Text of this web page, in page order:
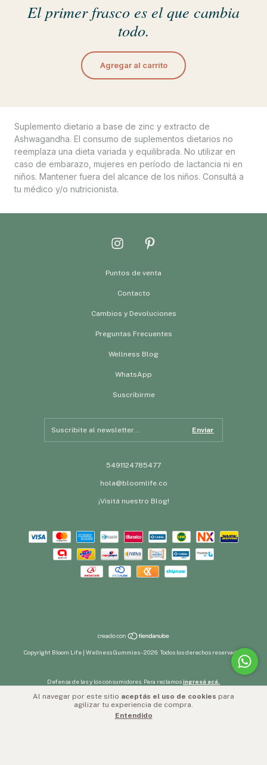
Al navegar por este sitio aceptás el uso de cookies para
agilizar tu experiencia de compra.
Entendido
El primer frasco es el que cambia
todo.
Agregar al carrito
Suplemento dietario a base de zinc y extracto de
Ashwagandha. El consumo de suplementos dietarios no
reemplaza una dieta variada y equilibrada. No utilizar en
caso de embarazo, mujeres en período de lactancia ni en
niños. Mantener fuera del alcance de los niños. Consultá a
tu médico y/o nutricionista.
Puntos de venta
Contacto
Cambios y Devoluciones
Preguntas Frecuentes
Wellness Blog
WhatsApp
Suscribirme
5491124785477
hola@bloomlife.co
¡Visitá nuestro Blog!
Copyright Bloom Life | Wellness Gummies - 2026. Todos los derechos reservados.
Defensa de las y los consumidores. Para reclamosingresá acá.
Botón de arrepentimiento